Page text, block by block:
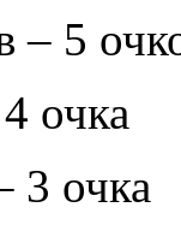
– 5
очка
3 очка